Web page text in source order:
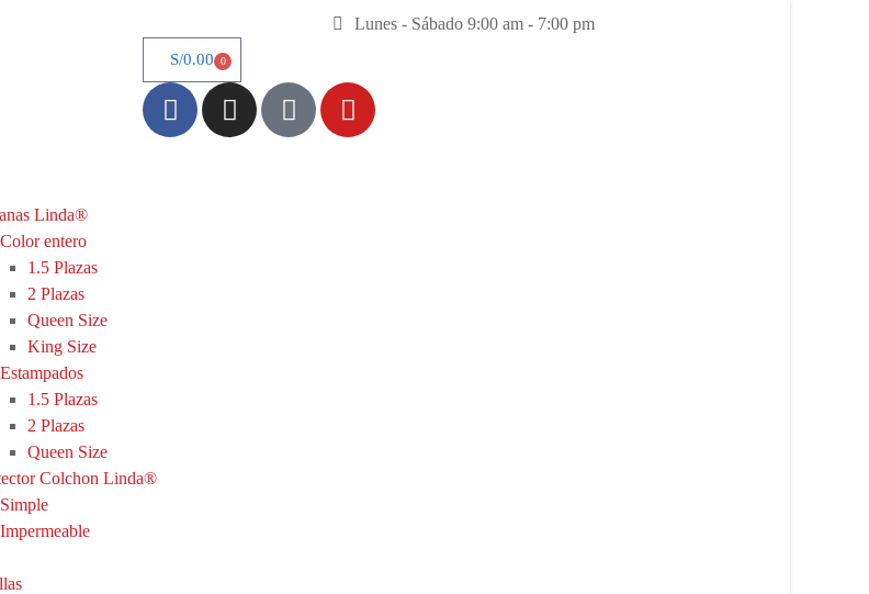
Lunes - Sábado 9:00 am - 7:00 pm
S/0.00 0
Linda®
Color entero
1.5 Plazas
2 Plazas
Queen Size
King Size
Estampados
1.5 Plazas
2 Plazas
Queen Size
Colchon Linda®
Simple
Impermeable